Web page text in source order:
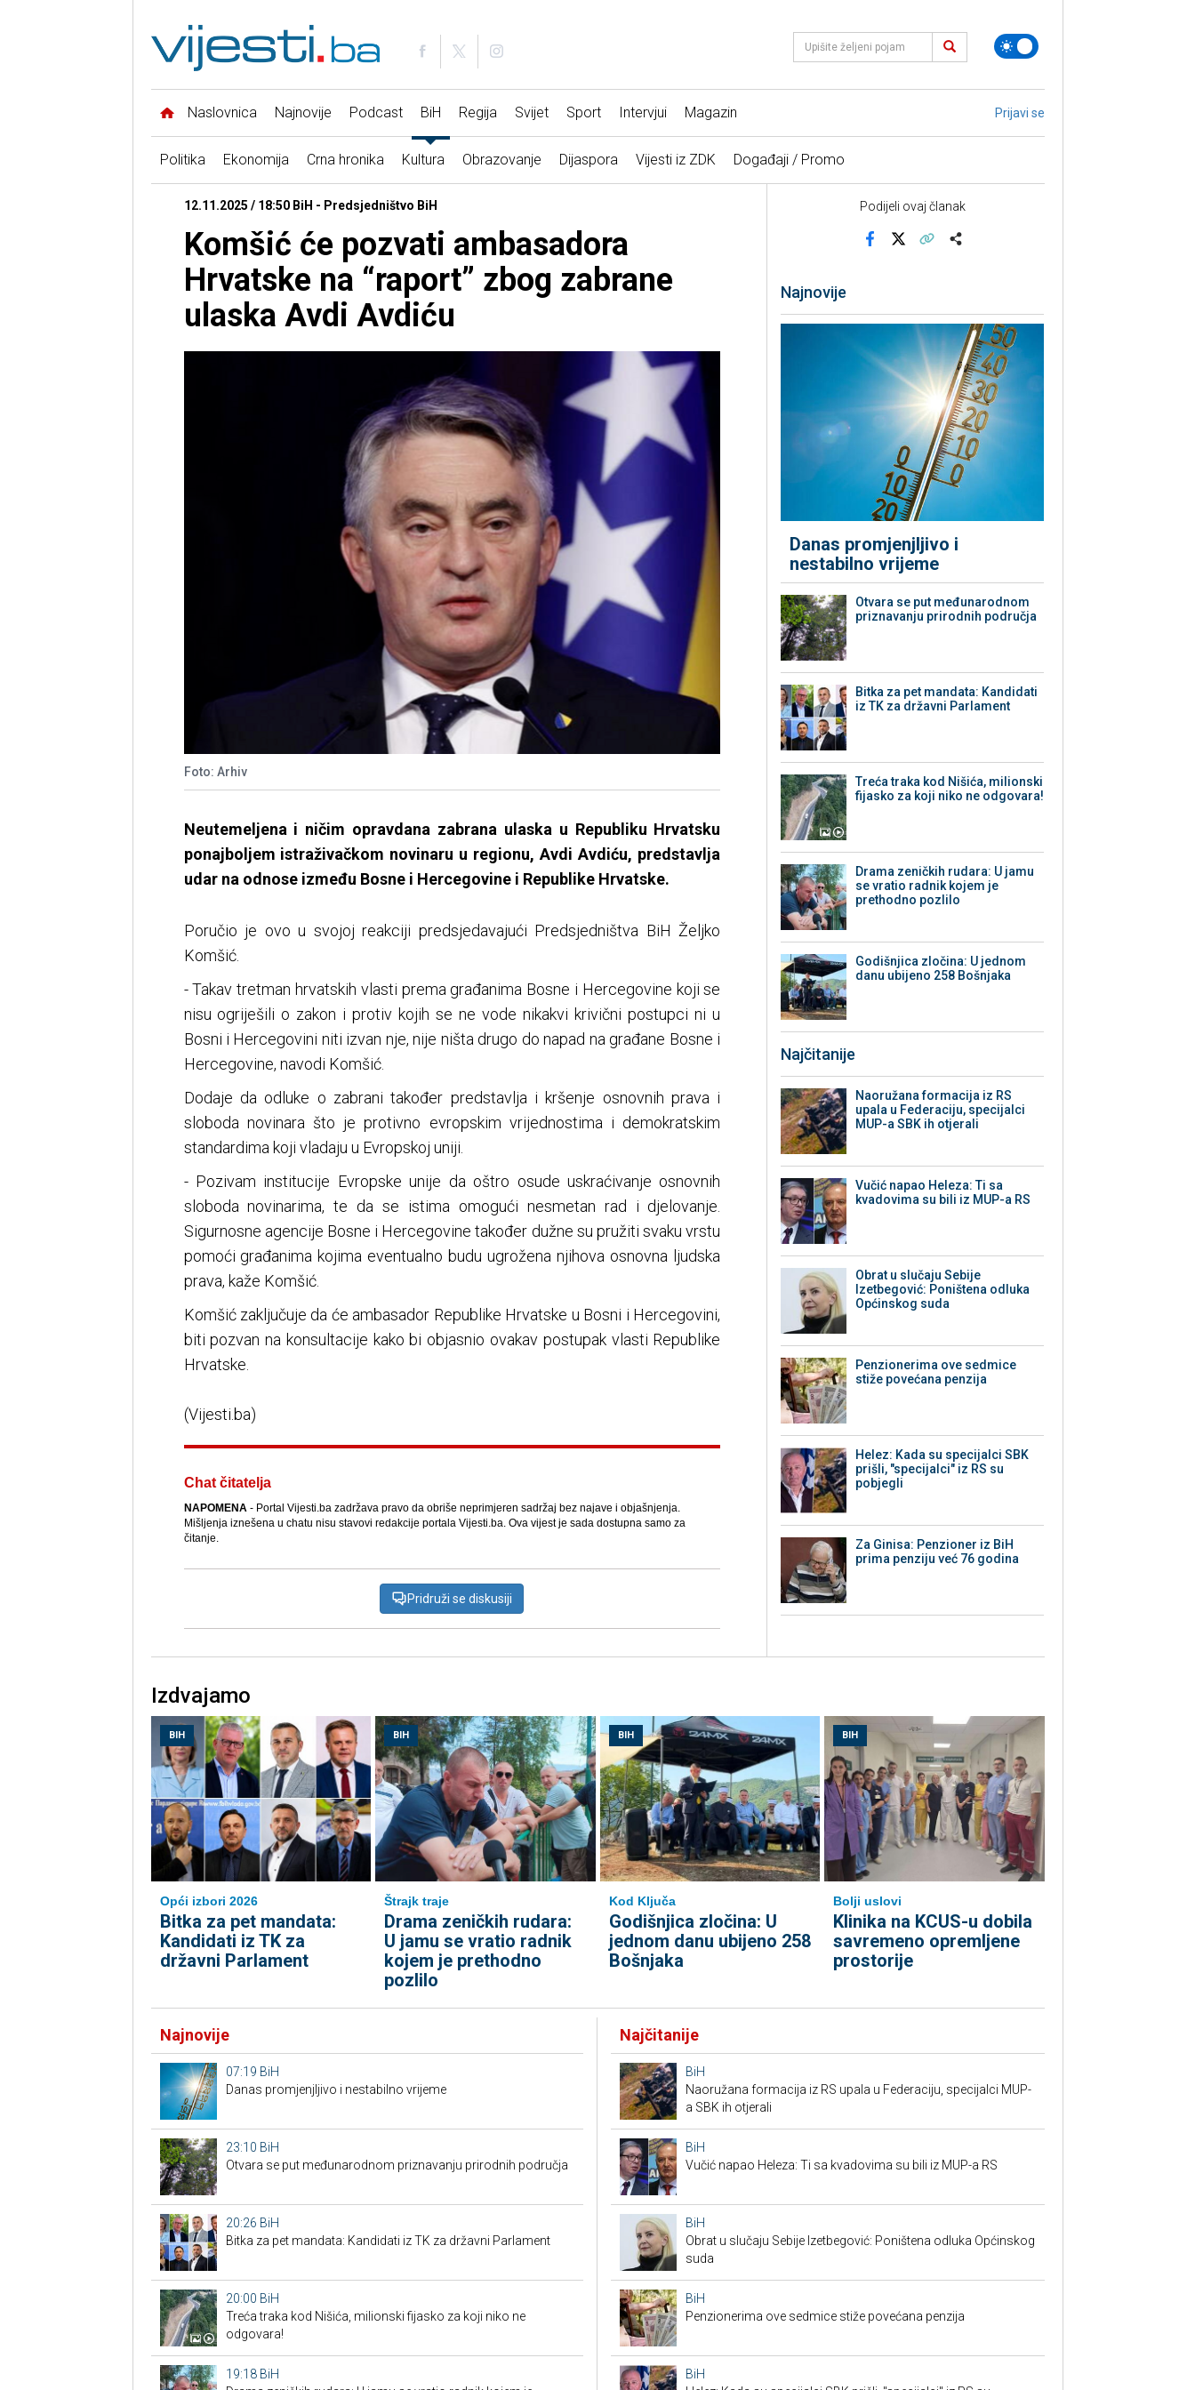
Naslovnica Najnovije Podcast BiH Regija Svijet Sport Intervjui Magazin Prijavi se
Politika Ekonomija Crna hronika Kultura Obrazovanje Dijaspora Vijesti iz ZDK Događaji / Promo
12.11.2025 / 18:50 BiH - Predsjedništvo BiH
Komšić će pozvati ambasadora
Hrvatske na “raport” zbog zabrane
ulaska Avdi Avdiću
Foto: Arhiv
Neutemeljena i ničim opravdana zabrana ulaska u Republiku Hrvatsku
ponajboljem istraživačkom novinaru u regionu, Avdi Avdiću, predstavlja
udar na odnose između Bosne i Hercegovine i Republike Hrvatske.
Poručio je ovo u svojoj reakciji predsjedavajući Predsjedništva BiH Željko
Komšić.
- Takav tretman hrvatskih vlasti prema građanima Bosne i Hercegovine koji se
nisu ogriješili o zakon i protiv kojih se ne vode nikakvi krivični postupci ni u
Bosni i Hercegovini niti izvan nje, nije ništa drugo do napad na građane Bosne i
Hercegovine, navodi Komšić.
Dodaje da odluke o zabrani također predstavlja i kršenje osnovnih prava i
sloboda novinara što je protivno evropskim vrijednostima i demokratskim
standardima koji vladaju u Evropskoj uniji.
- Pozivam institucije Evropske unije da oštro osude uskraćivanje osnovnih
sloboda novinarima, te da se istima omogući nesmetan rad i djelovanje.
Sigurnosne agencije Bosne i Hercegovine također dužne su pružiti svaku vrstu
pomoći građanima kojima eventualno budu ugrožena njihova osnovna ljudska
prava, kaže Komšić.
Komšić zaključuje da će ambasador Republike Hrvatske u Bosni i Hercegovini,
biti pozvan na konsultacije kako bi objasnio ovakav postupak vlasti Republike
Hrvatske.
(Vijesti.ba)
Chat čitatelja
NAPOMENA- Portal Vijesti.ba zadržava pravo da obriše neprimjeren sadržaj bez najave i objašnjenja.
Mišljenja iznešena u chatu nisu stavovi redakcije portala Vijesti.ba. Ova vijest je sada dostupna samo za
čitanje.
Pridruži se diskusiji
Podijeli ovaj članak
Najnovije
Danas promjenjljivo i
nestabilno vrijeme
Otvara se put međunarodnom
priznavanju prirodnih područja
Bitka za pet mandata: Kandidati
iz TK za državni Parlament
Treća traka kod Nišića, milionski
fijasko za koji niko ne odgovara!
Drama zeničkih rudara: U jamu
se vratio radnik kojem je
prethodno pozlilo
Godišnjica zločina: U jednom
danu ubijeno 258 Bošnjaka
Najčitanije
Naoružana formacija iz RS
upala u Federaciju, specijalci
MUP-a SBK ih otjerali
Vučić napao Heleza: Ti sa
kvadovima su bili iz MUP-a RS
Obrat u slučaju Sebije
Izetbegović: Poništena odluka
Općinskog suda
Penzionerima ove sedmice
stiže povećana penzija
Helez: Kada su specijalci SBK
prišli, "specijalci" iz RS su
pobjegli
Za Ginisa: Penzioner iz BiH
prima penziju već 76 godina
Izdvajamo
BIH
Opći izbori 2026
Bitka za pet mandata:
Kandidati iz TK za
državni Parlament
BIH
Štrajk traje
Drama zeničkih rudara:
U jamu se vratio radnik
kojem je prethodno
pozlilo
BIH
Kod Ključa
Godišnjica zločina: U
jednom danu ubijeno 258
Bošnjaka
BIH
Bolji uslovi
Klinika na KCUS-u dobila
savremeno opremljene
prostorije
Najnovije
07:19 BiH
Danas promjenjljivo i nestabilno vrijeme
23:10 BiH
Otvara se put međunarodnom priznavanju prirodnih područja
20:26 BiH
Bitka za pet mandata: Kandidati iz TK za državni Parlament
20:00 BiH
Treća traka kod Nišića, milionski fijasko za koji niko ne
odgovara!
19:18 BiH
Najčitanije
BiH
Naoružana formacija iz RS upala u Federaciju, specijalci MUP-
a SBK ih otjerali
BiH
Vučić napao Heleza: Ti sa kvadovima su bili iz MUP-a RS
BiH
Obrat u slučaju Sebije Izetbegović: Poništena odluka Općinskog
suda
BiH
Penzionerima ove sedmice stiže povećana penzija
BiH